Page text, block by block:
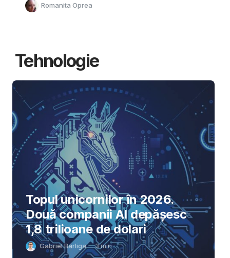
Romanita Oprea
Tehnologie
Topul unicornilor în 2026.
Două companii AI depășesc
1,8 trilioane de dolari
Gabriel Barliga 3min